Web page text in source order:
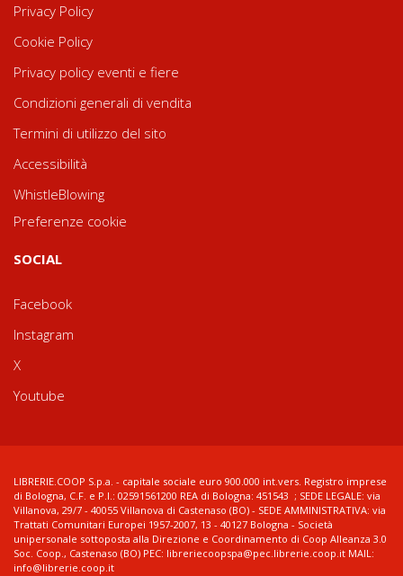
Privacy Policy
Cookie Policy
Privacy policy eventi e fiere
Condizioni generali di vendita
Termini di utilizzo del sito
Accessibilità
WhistleBlowing
Preferenze cookie
SOCIAL
Facebook
Instagram
X
Youtube
LIBRERIE.COOP S.p.a. - capitale sociale euro 900.000 int.vers. Registro imprese
di Bologna, C.F. e P.I.: 02591561200 REA di Bologna: 451543 ; SEDE LEGALE: via
Villanova, 29/7 - 40055 Villanova di Castenaso (BO) - SEDE AMMINISTRATIVA: via
Trattati Comunitari Europei 1957-2007, 13 - 40127 Bologna - Società
unipersonale sottoposta alla Direzione e Coordinamento di Coop Alleanza 3.0
Soc. Coop., Castenaso (BO) PEC: libreriecoopspa@pec.librerie.coop.it MAIL:
info@librerie.coop.it